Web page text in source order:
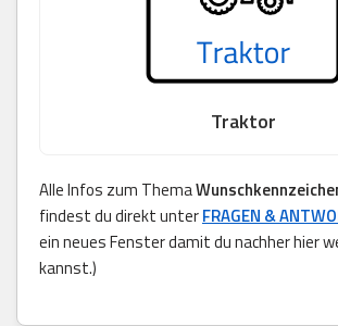
Traktor
Alle Infos zum Thema
findest du direkt unterFRAGEN &
ein neues Fenster damit du nachher hier
kannst.)